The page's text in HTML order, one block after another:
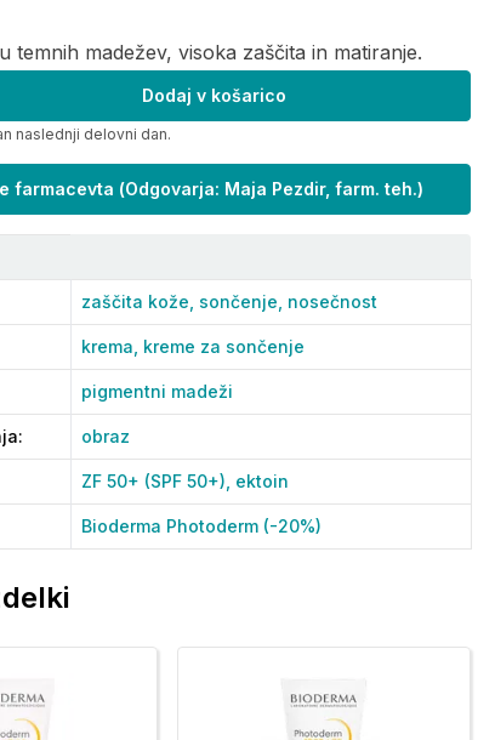
temnih madežev, visoka zaščita in matiranje.
Dodaj v košarico
naslednji delovni dan.
farmacevta (Odgovarja: Maja Pezdir, farm. teh.)
zaščita kože, sončenje, nosečnost
krema, kreme za sončenje
pigmentni madeži
: obraz
ZF 50+ (SPF 50+), ektoin
Bioderma Photoderm (-20%)